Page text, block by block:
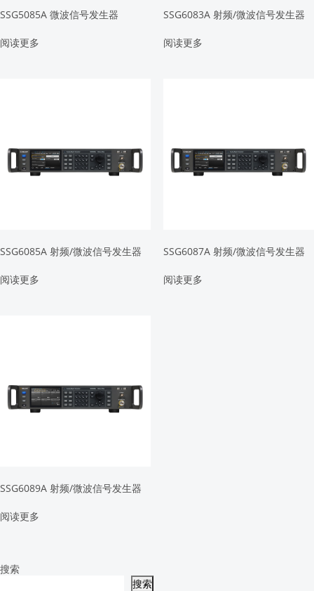
SSG5085A 微波信号发生器
阅读更多
SSG6083A 射频/微波信号发生器
阅读更多
SSG6085A 射频/微波信号发生器
阅读更多
SSG6087A 射频/微波信号发生器
阅读更多
SSG6089A 射频/微波信号发生器
阅读更多
搜索
搜索